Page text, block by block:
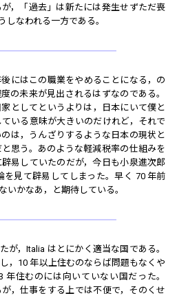
，「過去」は新たには発生せずただ喪
しなわれる一方である。
にはこの職業をやめることになる，の
の未来が見出されるはずなのである。
としてというよりは，日本にいて僕と
いる意味が大きいのだけれど，それで
は，うんざりするような日本の現状と
思う。あのような軽減税率の仕組みを
易していたのだが，今日も小泉進次郎
を見て辟易してしまった。早く 70 年前
いかなあ，と期待している。
，10 年以上住むのならば問題もなくや
年住むのには向いていない国だった。
，仕事をする上では不便で，そのくせ